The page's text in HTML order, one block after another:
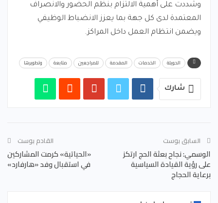
وشددت على أهمية الالتزام بنظم الحضور والانصراف
المعتمدة لدى كل جهة بما يعزز الانضباط الوظيفي
ويضمن انتظام العمل داخل المراكز.
الحويلة الخدمات المقدمة للمراجعين متابعة وتطويرها
شارك
السابق بوست
الوسمي: نجاح بعثة الحج ارتكز
على رؤية القيادة السياسية
برعاية الحجاج
القادم بوست
«الحياتية» كرمت المشاركين
في استقبال وفد «هارفارد»